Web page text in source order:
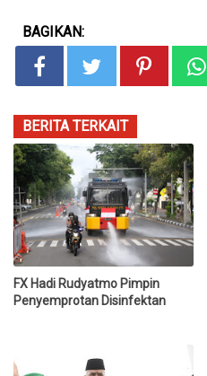
BAGIKAN:
BERITA TERKAIT
FX Hadi Rudyatmo Pimpin
Penyemprotan Disinfektan